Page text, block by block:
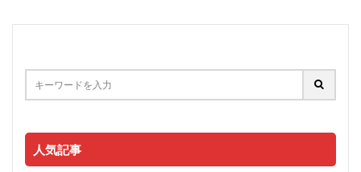
人気記事